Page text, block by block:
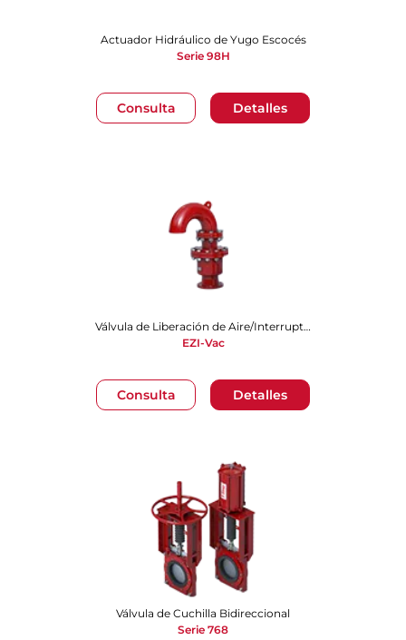
Consulta Detalles
Actuador Hidráulico de Yugo Escocés
Serie 98H
Consulta Detalles
Válvula de Liberación de Aire/Interruptora de Vacío​​​​​​​
EZI-Vac
Válvula de Cuchilla Bidireccional
Serie 768